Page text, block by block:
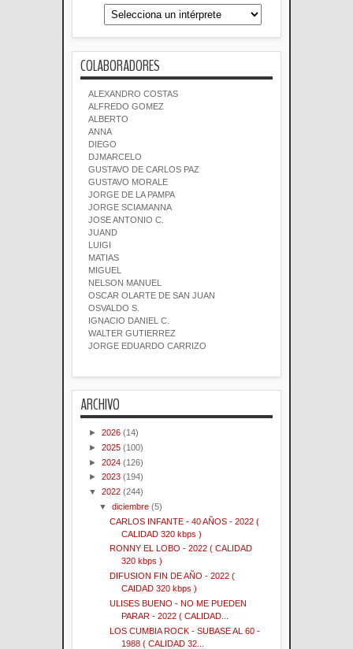
COLABORADORES
ALEXANDRO COSTAS
ALFREDO GOMEZ
ALBERTO
ANNA
DIEGO
DJMARCELO
GUSTAVO DE CARLOS PAZ
GUSTAVO MORALE
JORGE DE LA PAMPA
JORGE SCIAMANNA
JOSE ANTONIO C.
JUAND
LUIGI
MATIAS
MIGUEL
NELSON MANUEL
OSCAR OLARTE DE SAN JUAN
OSVALDO S.
IGNACIO DANIEL C.
WALTER GUTIERREZ
JORGE EDUARDO CARRIZO
ARCHIVO
► 2026 (14)
► 2025 (100)
► 2024 (126)
► 2023 (194)
▼ 2022 (244)
▼diciembre (5)
CARLOS INFANTE - 40 AÑOS - 2022 (
CALIDAD 320 kbps )
RONNY EL LOBO - 2022 ( CALIDAD
320 kbps )
DIFUSION FIN DE AÑO - 2022 (
CAIDAD 320 kbps )
ULISES BUENO - NO ME PUEDEN
PARAR - 2022 ( CALIDAD...
LOS CUMBIA ROCK - SUBASE AL 60 -
1988 ( CALIDAD 32...